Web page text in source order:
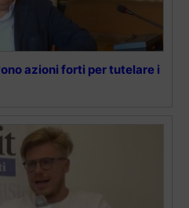
azioni forti per tutelare i